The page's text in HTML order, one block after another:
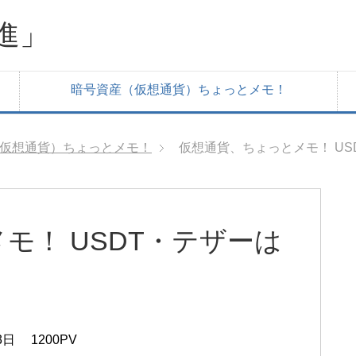
暗号資産（仮想通貨）ちょっとメモ！
想通貨）ちょっとメモ！ 仮想通貨、ちょっとメモ！
！ USDT・テザーは
1200PV